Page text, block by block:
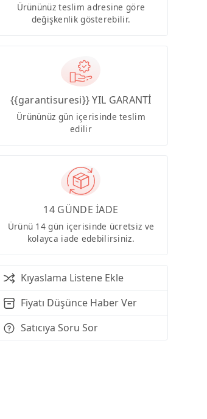
Ürününüz teslim adresine göre
değişkenlik gösterebilir.
{{garantisuresi}} YIL GARANTİ
Ürününüz gün içerisinde teslim
edilir
14 GÜNDE İADE
Ürünü 14 gün içerisinde ücretsiz ve
kolayca iade edebilirsiniz.
Kıyaslama Listene Ekle
Fiyatı Düşünce Haber Ver
Satıcıya Soru Sor